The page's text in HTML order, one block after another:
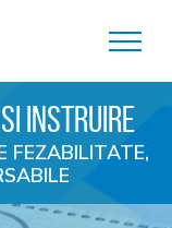
INSTRUIRE
FEZABILITATE,